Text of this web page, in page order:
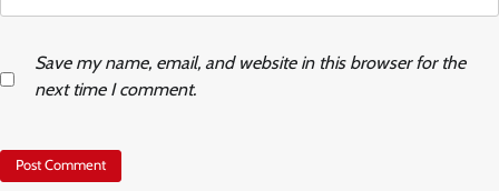
Save my name, email, and website in this browser for the
next time I comment.